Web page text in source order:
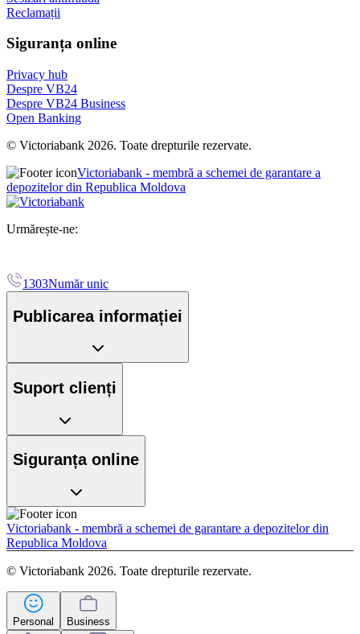
Reclamații
Siguranța online
Privacy hub
Despre VB24
Despre VB24 Business
Open Banking
© Victoriabank 2026. Toate drepturile rezervate.
Victoriabank - membră a schemei de garantare a
depozitelor din Republica Moldova
Urmărește-ne:
1303Număr unic
Publicarea informației
Suport clienți
Siguranța online
Victoriabank - membră a schemei de garantare a depozitelor din
Republica Moldova
© Victoriabank 2026. Toate drepturile rezervate.
Personal Business